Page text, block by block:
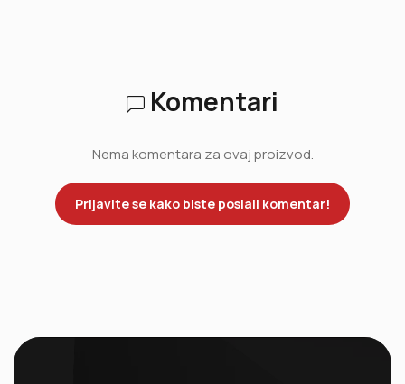
Komentari
Nema komentara za ovaj proizvod.
Prijavite se kako biste poslali komentar!